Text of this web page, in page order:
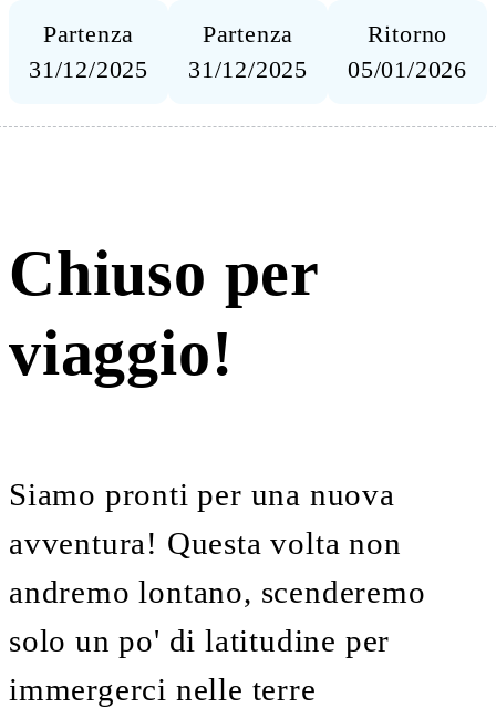
Partenza
31/12/2025
Partenza
31/12/2025
Ritorno
05/01/2026
Chiuso per
viaggio!
Siamo pronti per una nuova
avventura! Questa volta non
andremo lontano, scenderemo
solo un po' di latitudine per
immergerci nelle terre